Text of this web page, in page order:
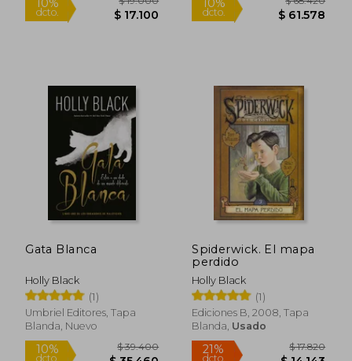
dcto.
$ 42.700
$ 38.430
10%
dcto.
Gata Blanca
Holly Black
(1)
Umbriel Editores, Tapa
Blanda, Nuevo
Spiderwick. El mapa
perdido
Holly Black
(1)
Ediciones B, 2008, Tapa
Blanda, Usado